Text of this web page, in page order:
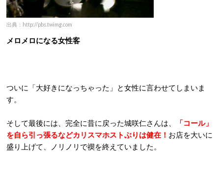
出典：http://pbs.twimg.com
メロメロになる女性客
ついに「大好きになっちゃった」と女性に言わせてしまいま
す。
そして最後には、完全に昔に戻った城咲仁さんは、
「コール」
を自ら引っ張るなどカリスマホストぶりは健在！ お店を大いに
盛り上げて、ノリノリで禊を終えていました。